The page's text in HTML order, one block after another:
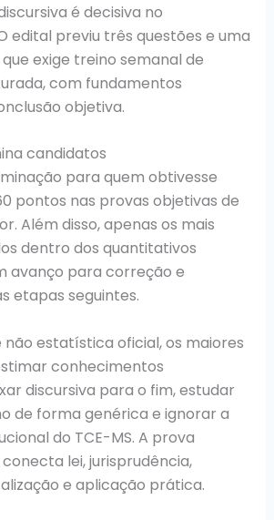
é decisiva no
edital previu três questões e uma
exige treino semanal de
com fundamentos
objetiva.
candidatos
para quem obtivesse
pontos nas provas objetivas de
Além disso, apenas os mais
dentro dos quantitativos
avanço para correção e
etapas seguintes.
não estatística oficial, os maiores
conhecimentos
discursiva para o fim, estudar
de forma genérica e ignorar a
do TCE-MS. A prova
lei, jurisprudência,
e aplicação prática.